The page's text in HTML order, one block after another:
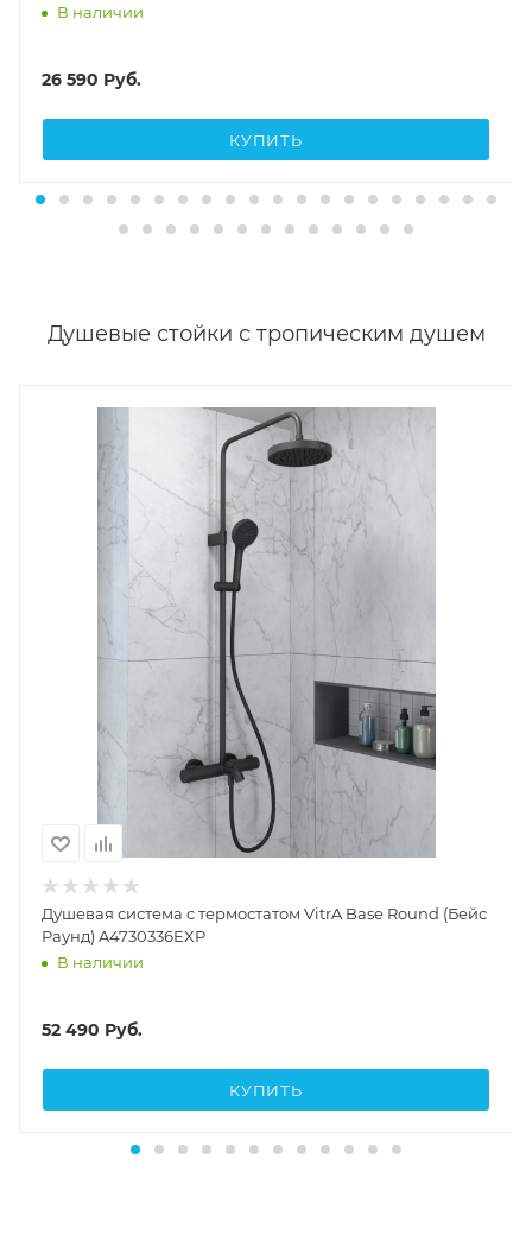
В наличии
26 590 Руб.
КУПИТЬ
Душевые стойки с тропическим душем
Душевая система с термостатом VitrA Base Round (Бейс
Раунд) A4730336EXP
В наличии
52 490 Руб.
КУПИТЬ